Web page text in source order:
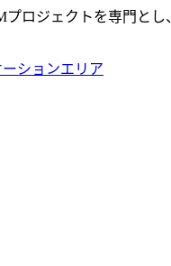
プロジェクトを専門と
ションエリア